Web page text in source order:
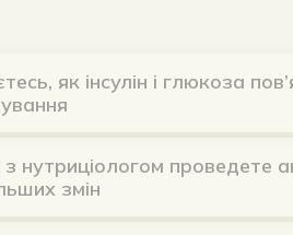
як інсулін і глюкоза
проведете